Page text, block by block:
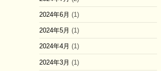
2024年6月 (1)
2024年5月 (1)
2024年4月 (1)
2024年3月 (1)